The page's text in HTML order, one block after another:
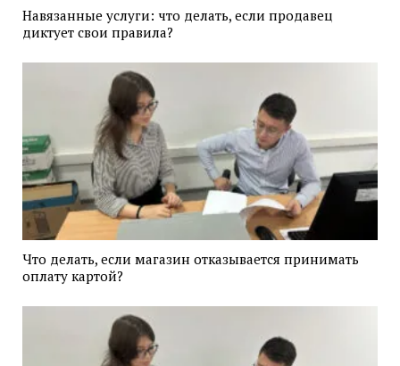
Навязанные услуги: что делать, если продавец
диктует свои правила?
Что делать, если магазин отказывается принимать
оплату картой?